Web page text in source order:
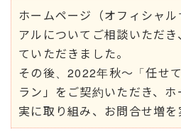
ホームページ（オフィシャ
アルについてご相談いただ
ていただきました。
その後、2022年秋〜「任せ
ラン」をご契約いただき、
実に取り組み、お問合せ増を